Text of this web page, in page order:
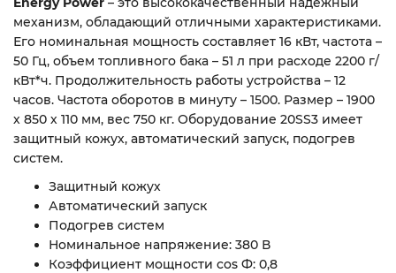
механизм, обладающий отличными характеристиками.
Его номинальная мощность составляет 16 кВт, частота –
50 Гц, объем топливного бака – 51 л при расходе 2200 г/
кВт*ч. Продолжительность работы устройства – 12
часов. Частота оборотов в минуту – 1500. Размер – 1900
х 850 х 110 мм, вес 750 кг. Оборудование 20SS3 имеет
защитный кожух, автоматический запуск, подогрев
систем.
Защитный кожух
Автоматический запуск
Подогрев систем
Номинальное напряжение: 380 В
Коэффициент мощности cos Ф: 0,8